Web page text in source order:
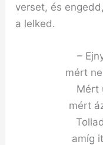
verset, és
a lelked.
–
mért
Mért
mért
amíg